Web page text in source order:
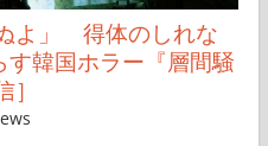
よ」 得体のしれな
す韓国ホラー『層間騒
ス